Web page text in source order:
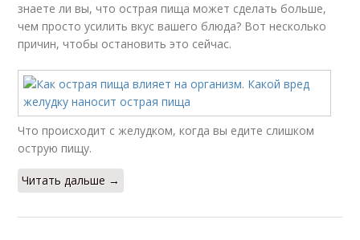
знаете ли вы, что острая пища может сделать больше,
чем просто усилить вкус вашего блюда? Вот несколько
причин, чтобы остановить это сейчас.
Что происходит с желудком, когда вы едите слишком
острую пищу.
Читать дальше →